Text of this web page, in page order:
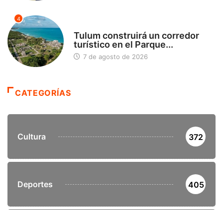
4
Tulum construirá un corredor
turístico en el Parque...
7 de agosto de 2026
CATEGORÍAS
Cultura 372
Deportes 405